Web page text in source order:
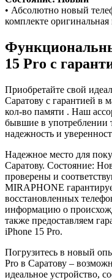
• Абсолютно новый
комплекте
15 Pro с
Приобретайте свой
Саратову с гарантией в
кол-во памяти . Наш
бывшие в употреблении
надежность и
Надежное место для
Саратову. Состояние:
проверены и
MIRAPHONE
восстановленных
информацию о
также предоставляем
iPhone 15 Pro.
Погрузитесь в новый
Pro в Саратову –
идеальное устройство,